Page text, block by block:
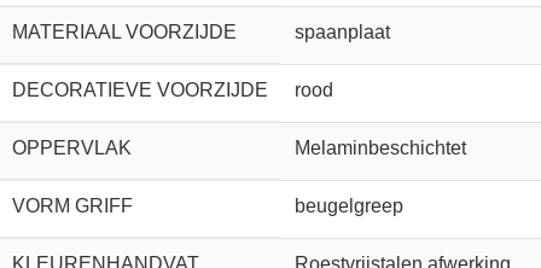
MATERIAAL VOORZIJDE spaanplaat
DECORATIEVE VOORZIJDE rood
OPPERVLAK Melaminbeschichtet
VORM GRIFF beugelgreep
KLEURENHANDVAT Roestvrijstalen afwerking